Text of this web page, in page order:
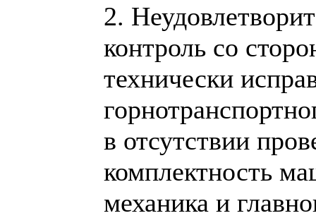
2.
контроль со
технически
в отсутствии
комплектность
механика и